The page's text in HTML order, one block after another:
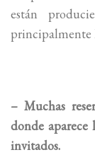
están
principalmente
– Muchas
donde aparece
invitados.